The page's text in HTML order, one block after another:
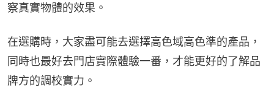
察真實物體的效果。
在選購時，大家盡可能去選擇高色域高色準的產品，
同時也最好去門店實際體驗一番，才能更好的了解品
牌方的調校實力。